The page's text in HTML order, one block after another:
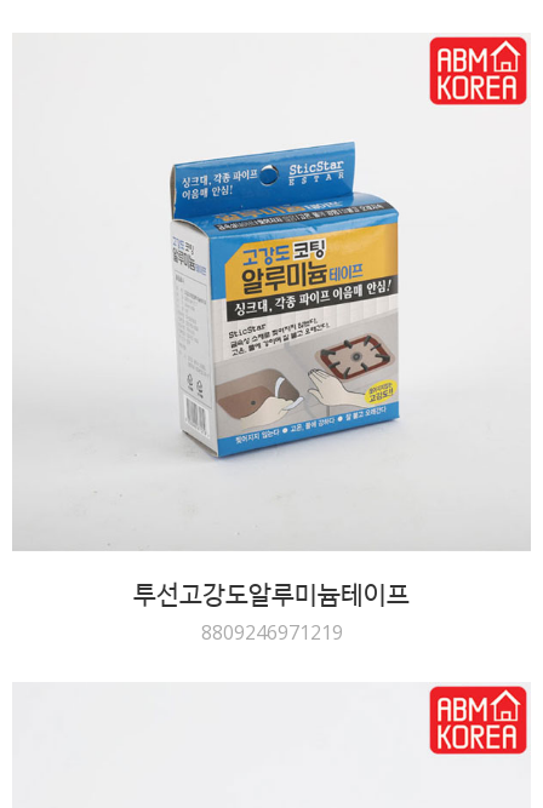
투선고강도알루미늄테이프
8809246971219